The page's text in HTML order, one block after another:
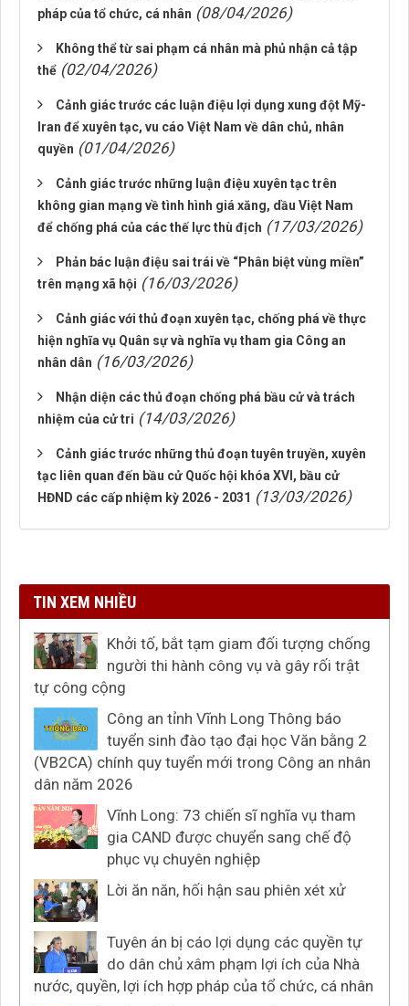
pháp của tổ chức, cá nhân (08/04/2026)
Không thể từ sai phạm cá nhân mà phủ nhận cả tập
thể (02/04/2026)
Cảnh giác trước các luận điệu lợi dụng xung đột Mỹ-
Iran để xuyên tạc, vu cáo Việt Nam về dân chủ, nhân
quyền (01/04/2026)
Cảnh giác trước những luận điệu xuyên tạc trên
không gian mạng về tình hình giá xăng, dầu Việt Nam
để chống phá của các thế lực thù địch (17/03/2026)
Phản bác luận điệu sai trái về “Phân biệt vùng miền”
trên mạng xã hội (16/03/2026)
Cảnh giác với thủ đoạn xuyên tạc, chống phá về thực
hiện nghĩa vụ Quân sự và nghĩa vụ tham gia Công an
nhân dân (16/03/2026)
Nhận diện các thủ đoạn chống phá bầu cử và trách
nhiệm của cử tri (14/03/2026)
Cảnh giác trước những thủ đoạn tuyên truyền, xuyên
tạc liên quan đến bầu cử Quốc hội khóa XVI, bầu cử
HĐND các cấp nhiệm kỳ 2026 - 2031 (13/03/2026)
TIN XEM NHIỀU
Khởi tố, bắt tạm giam đối tượng chống
người thi hành công vụ và gây rối trật
tự công cộng
Công an tỉnh Vĩnh Long Thông báo
tuyển sinh đào tạo đại học Văn bằng 2
(VB2CA) chính quy tuyển mới trong Công an nhân
dân năm 2026
Vĩnh Long: 73 chiến sĩ nghĩa vụ tham
gia CAND được chuyển sang chế độ
phục vụ chuyên nghiệp
Lời ăn năn, hối hận sau phiên xét xử
Tuyên án bị cáo lợi dụng các quyền tự
do dân chủ xâm phạm lợi ích của Nhà
nước, quyền, lợi ích hợp pháp của tổ chức, cá nhân